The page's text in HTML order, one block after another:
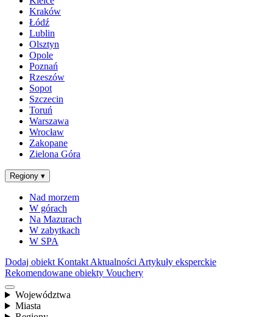
Kraków
Łódź
Lublin
Olsztyn
Opole
Poznań
Rzeszów
Sopot
Szczecin
Toruń
Warszawa
Wrocław
Zakopane
Zielona Góra
Regiony ▾
Nad morzem
W górach
Na Mazurach
W zabytkach
W SPA
Dodaj obiekt Kontakt Aktualności Artykuły eksperckie
Rekomendowane obiekty Vouchery
Województwa
Miasta